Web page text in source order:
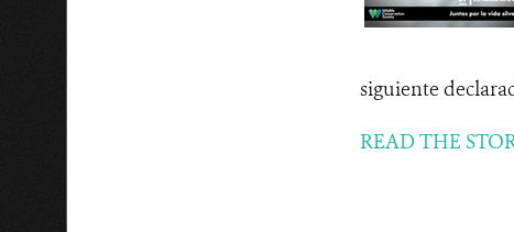
siguiente
READ THE